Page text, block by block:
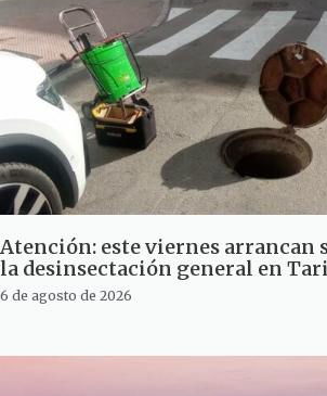
Atención: este viernes arrancan
la desinsectación general en
6 de agosto de 2026